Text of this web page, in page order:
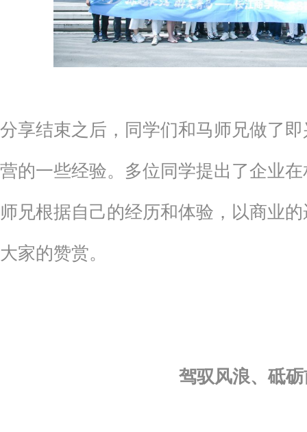
分享结束之后，同学们和马师兄做了
营的一些经验。多位同学提出了企业
师兄根据自己的经历和体验，以商业
大家的赞赏。
驾驭风浪、砥